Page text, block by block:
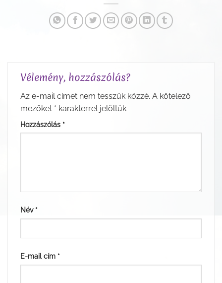
Vélemény, hozzászólás?
Az e-mail címet nem tesszük közzé. A kötelező
mezőket * karakterrel jelöltük
Hozzászólás *
Név *
E-mail cím *